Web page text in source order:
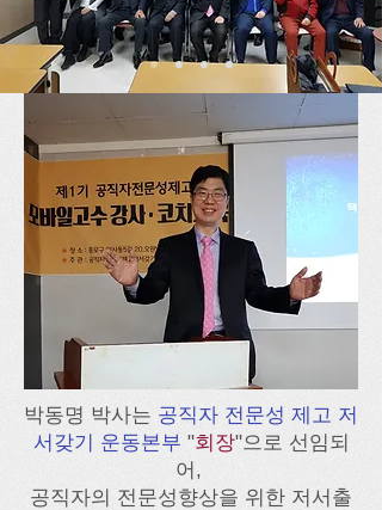
박동명 박사는 공직자 전문성 제고 저
서갖기 운동본부 "회장"으로 선임되
어,
공직자의 전문성향상을 위한 저서출